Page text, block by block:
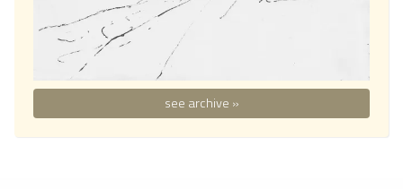
see archive »